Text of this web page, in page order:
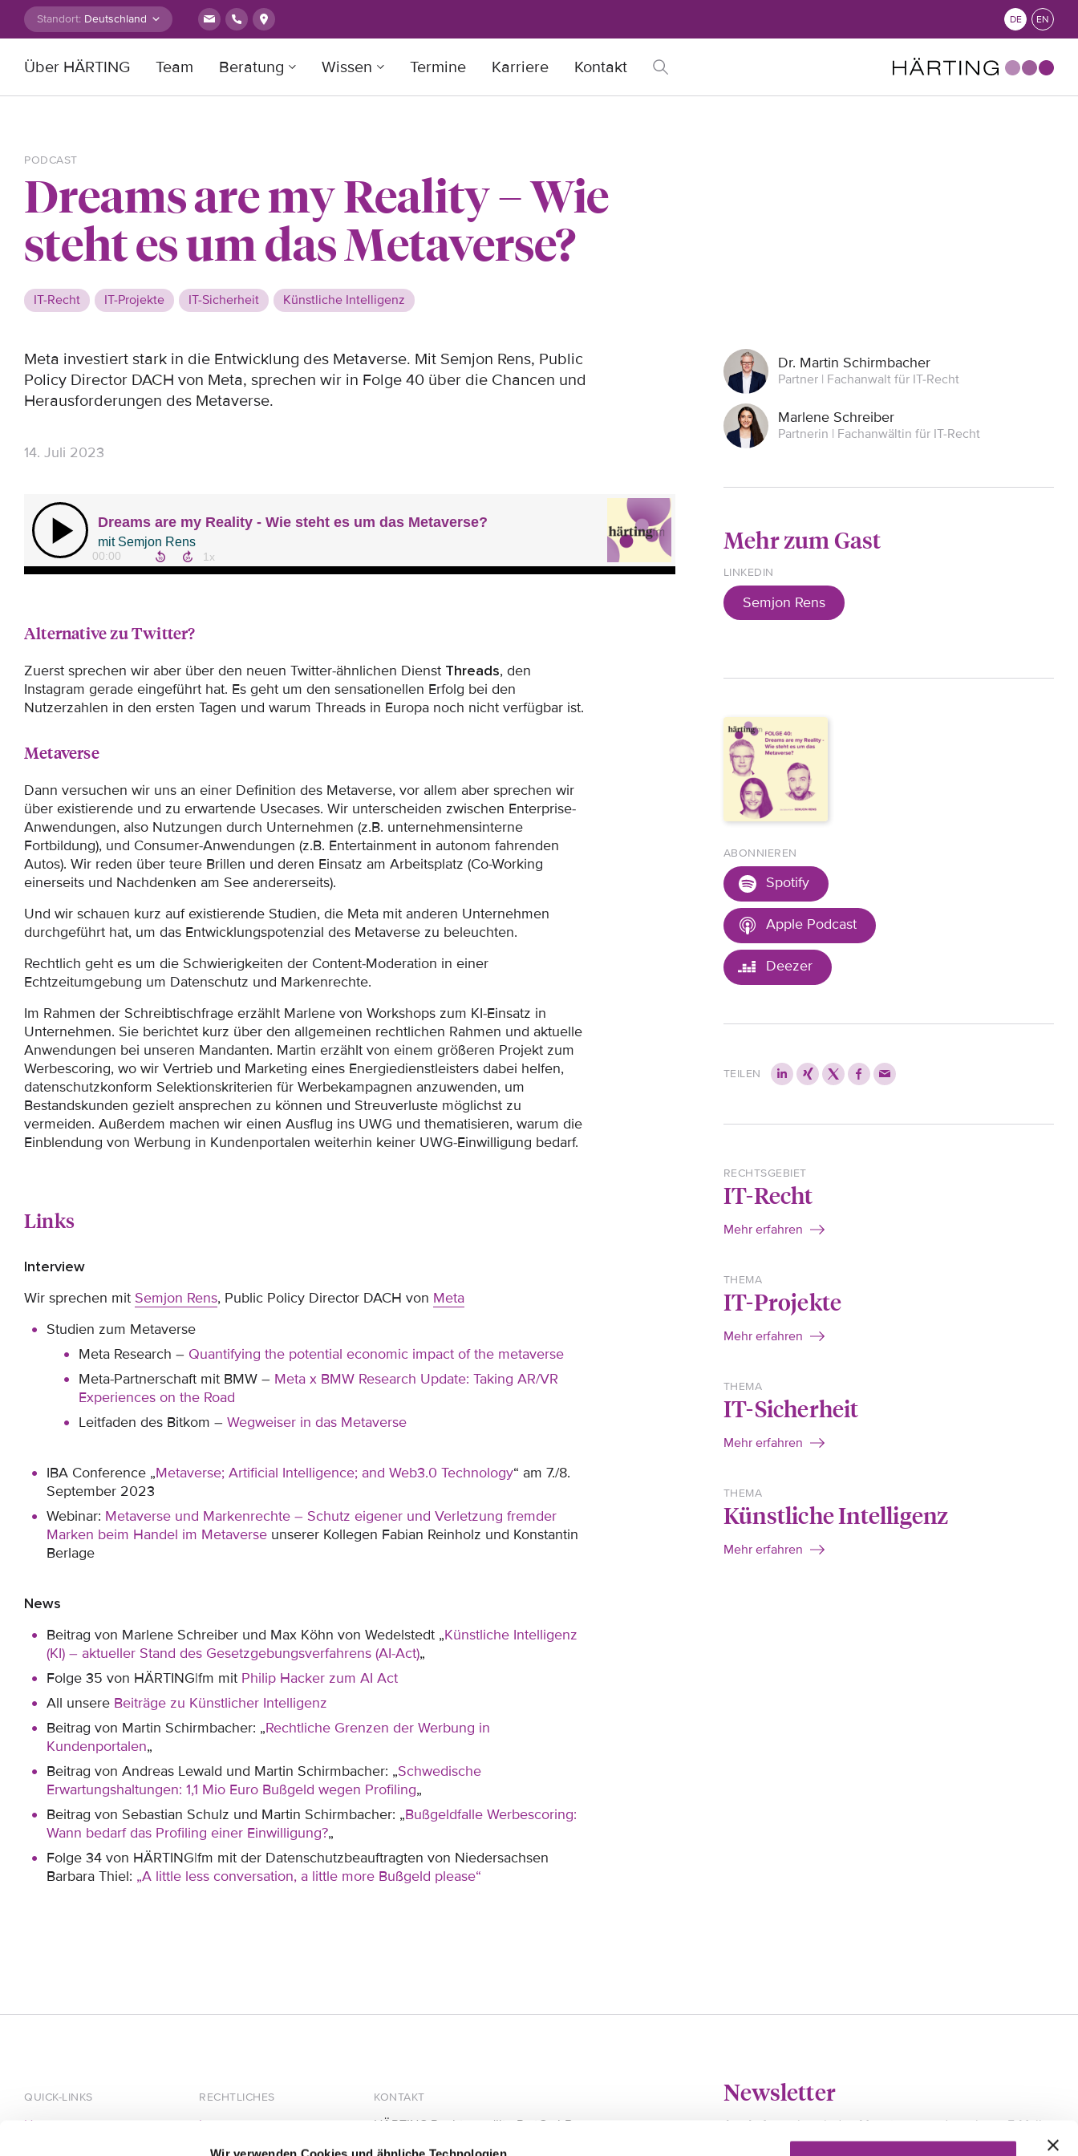
Zum Inhalt springen
Standort: DE EN
Über HÄRTING Team Beratung Wissen Termine Karriere Kontakt
PODCAST
Dreams are my Reality – Wie
steht es um das Metaverse?
IT-Recht IT-Projekte IT-Sicherheit Künstliche Intelligenz
Meta investiert stark in die Entwicklung des Metaverse. Mit Semjon Rens, Public
Policy Director DACH von Meta, sprechen wir in Folge 40 über die Chancen und
Herausforderungen des Metaverse.
14. Juli 2023
Alternative zu Twitter?
Zuerst sprechen wir aber über den neuen Twitter-ähnlichen Dienst Threads, den
Instagram gerade eingeführt hat. Es geht um den sensationellen Erfolg bei den
Nutzerzahlen in den ersten Tagen und warum Threads in Europa noch nicht verfügbar ist.
Metaverse
Dann versuchen wir uns an einer Definition des Metaverse, vor allem aber sprechen wir
über existierende und zu erwartende Usecases. Wir unterscheiden zwischen Enterprise-
Anwendungen, also Nutzungen durch Unternehmen (z.B. unternehmensinterne
Fortbildung), und Consumer-Anwendungen (z.B. Entertainment in autonom fahrenden
Autos). Wir reden über teure Brillen und deren Einsatz am Arbeitsplatz (Co-Working
einerseits und Nachdenken am See andererseits).
Und wir schauen kurz auf existierende Studien, die Meta mit anderen Unternehmen
durchgeführt hat, um das Entwicklungspotenzial des Metaverse zu beleuchten.
Rechtlich geht es um die Schwierigkeiten der Content-Moderation in einer
Echtzeitumgebung um Datenschutz und Markenrechte.
Im Rahmen der Schreibtischfrage erzählt Marlene von Workshops zum KI-Einsatz in
Unternehmen. Sie berichtet kurz über den allgemeinen rechtlichen Rahmen und aktuelle
Anwendungen bei unseren Mandanten. Martin erzählt von einem größeren Projekt zum
Werbescoring, wo wir Vertrieb und Marketing eines Energiedienstleisters dabei helfen,
datenschutzkonform Selektionskriterien für Werbekampagnen anzuwenden, um
Bestandskunden gezielt ansprechen zu können und Streuverluste möglichst zu
vermeiden. Außerdem machen wir einen Ausflug ins UWG und thematisieren, warum die
Einblendung von Werbung in Kundenportalen weiterhin keiner UWG-Einwilligung bedarf.
Links
Interview
Wir sprechen mit Semjon Rens, Public Policy Director DACH von Meta
Studien zum Metaverse
Meta Research – Quantifying the potential economic impact of the metaverse
Meta-Partnerschaft mit BMW – Meta x BMW Research Update: Taking AR/VR
Experiences on the Road
Leitfaden des Bitkom – Wegweiser in das Metaverse
IBA Conference „Metaverse; Artificial Intelligence; and Web3.0 Technology“ am 7./8.
September 2023
Webinar: Metaverse und Markenrechte – Schutz eigener und Verletzung fremder
Marken beim Handel im Metaverse unserer Kollegen Fabian Reinholz und Konstantin
Berlage
News
Beitrag von Marlene Schreiber und Max Köhn von Wedelstedt „Künstliche Intelligenz
(KI) – aktueller Stand des Gesetzgebungsverfahrens (AI-Act)„
Folge 35 von HÄRTING|fm mit Philip Hacker zum AI Act
All unsere Beiträge zu Künstlicher Intelligenz
Beitrag von Martin Schirmbacher: „Rechtliche Grenzen der Werbung in
Kundenportalen„
Beitrag von Andreas Lewald und Martin Schirmbacher: „Schwedische
Erwartungshaltungen: 1,1 Mio Euro Bußgeld wegen Profiling„
Beitrag von Sebastian Schulz und Martin Schirmbacher: „Bußgeldfalle Werbescoring:
Wann bedarf das Profiling einer Einwilligung?„
Folge 34 von HÄRTING|fm mit der Datenschutzbeauftragten von Niedersachsen
Barbara Thiel: „A little less conversation, a little more Bußgeld please“
Dr. Martin Schirmbacher
Partner | Fachanwalt für IT-Recht
Marlene Schreiber
Partnerin | Fachanwältin für IT-Recht
Mehr zum Gast
LINKEDIN
Semjon Rens
ABONNIEREN
Spotify
Apple Podcast
Deezer
TEILEN
RECHTSGEBIET
IT-Recht
Mehr erfahren
THEMA
IT-Projekte
Mehr erfahren
THEMA
IT-Sicherheit
Mehr erfahren
THEMA
Künstliche Intelligenz
Mehr erfahren
KONTAKT
HÄRTING Rechtsanwälte PartGmbB
QUICK-LINKS
Home
RECHTLICHES
Impressum
Datenschutz
Newsletter
Am Anfang eines jeden Monats versenden wir per E-Mail
einen Newsletter, das härting-UPDATE. Abmeldung